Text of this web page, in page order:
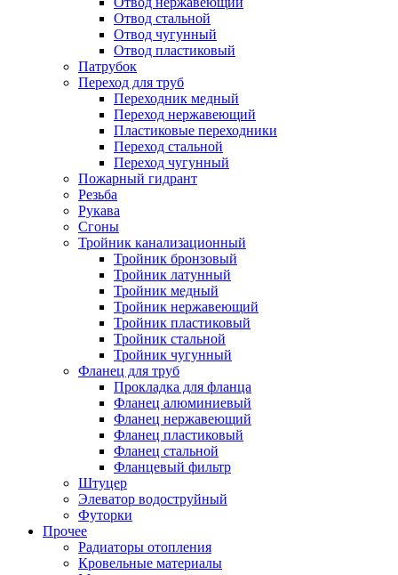
Отвод стальной
Отвод чугунный
Отвод пластиковый
Патрубок
Переход для труб
Переходник медный
Переход нержавеющий
Пластиковые переходники
Переход стальной
Переход чугунный
Пожарный гидрант
Резьба
Рукава
Сгоны
Тройник канализационный
Тройник бронзовый
Тройник латунный
Тройник медный
Тройник нержавеющий
Тройник пластиковый
Тройник стальной
Тройник чугунный
Фланец для труб
Прокладка для фланца
Фланец алюминиевый
Фланец нержавеющий
Фланец пластиковый
Фланец стальной
Фланцевый фильтр
Штуцер
Элеватор водоструйный
Футорки
Прочее
Радиаторы отопления
Кровельные материалы